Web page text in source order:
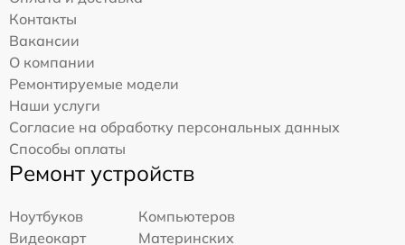
Контакты
Вакансии
О компании
Ремонтируемые модели
Наши услуги
Согласие на обработку персональных данных
Способы оплаты
Ремонт устройств
Ноутбуков
Компьютеров
Видеокарт
Материнских